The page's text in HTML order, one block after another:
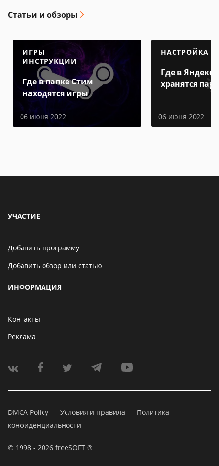
Статьи и обзоры
ИГРЫ
ИНСТРУКЦИИ
Где в папке Стим
находятся игры
06 июня 2022
НАСТРОЙКА
Где в Яндекс
хранятся
06 июня 2022
УЧАСТИЕ
Добавить программу
Добавить обзор или статью
ИНФОРМАЦИЯ
Контакты
Реклама
DMCA Policy Условия и правила
Политика
конфиденциальности
© 1998 - 2026 freeSOFT ®